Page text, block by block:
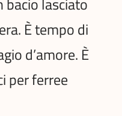
È tempo di
d’amore. È
per ferree